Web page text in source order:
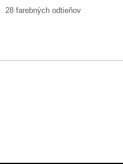
28 farebných odtieňov